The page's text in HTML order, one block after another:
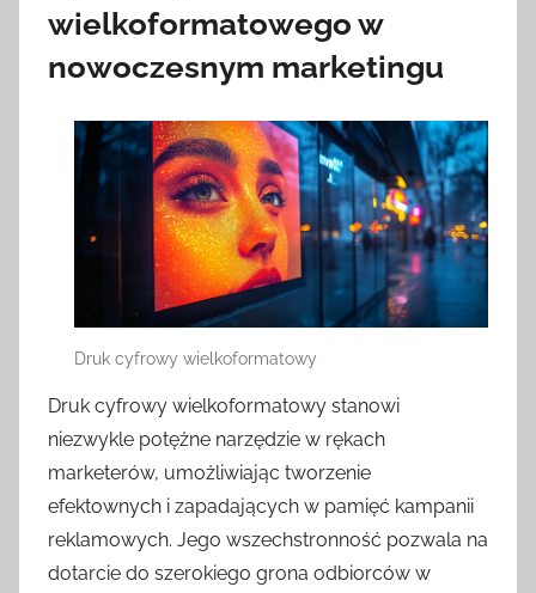
wielkoformatowego w
nowoczesnym marketingu
Druk cyfrowy wielkoformatowy
Druk cyfrowy wielkoformatowy stanowi
niezwykle potężne narzędzie w rękach
marketerów, umożliwiając tworzenie
efektownych i zapadających w pamięć kampanii
reklamowych. Jego wszechstronność pozwala na
dotarcie do szerokiego grona odbiorców w